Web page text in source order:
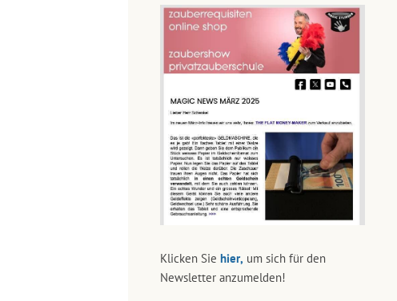
Klicken Sie hier, um sich für den
Newsletter anzumelden!